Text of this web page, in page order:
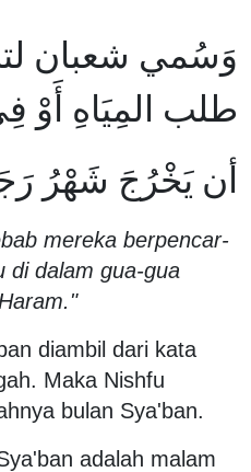
وَسُمي شعبان
طلب المِيَاهِ أَوْ
أن يَخْرُجَ شَهْرُ
mereka berpencar-
di dalam gua-gua
diambil dari kata
Maka Nishfu
bulan Sya'ban.
adalah malam